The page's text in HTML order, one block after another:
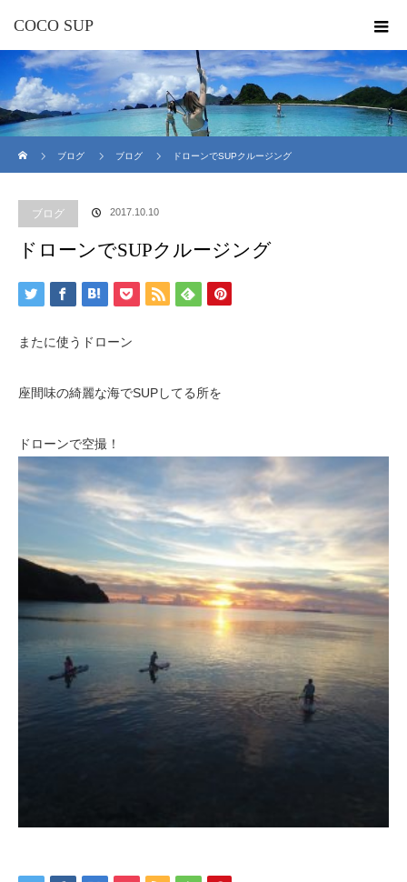
COCO SUP
ブログ
ブログ ドローンでSUPクルージング
ブログ 2017.10.10
ドローンでSUPクルージング
またに使うドローン
座間味の綺麗な海でSUPしてる所を
ドローンで空撮！